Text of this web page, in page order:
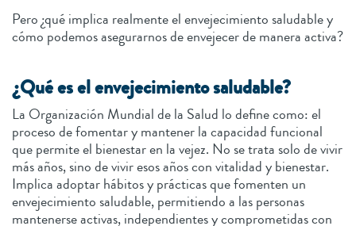
Pero ¿qué implica realmente el envejecimiento saludable y
cómo podemos asegurarnos de envejecer de manera activa?
¿Qué es el envejecimiento saludable?
La Organización Mundial de la Salud lo define como: el
proceso de fomentar y mantener la capacidad funcional
que permite el bienestar en la vejez. No se trata solo de vivir
más años, sino de vivir esos años con vitalidad y bienestar.
Implica adoptar hábitos y prácticas que fomenten un
envejecimiento saludable, permitiendo a las personas
mantenerse activas, independientes y comprometidas con